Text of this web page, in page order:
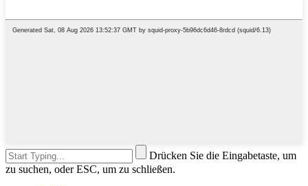
Drücken Sie die Eingabetaste, um
zu suchen, oder ESC, um zu schließen.